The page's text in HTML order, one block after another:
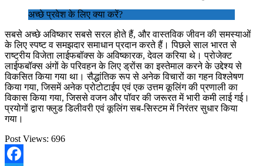
अच्छे प्रवेश के लिए क्या करें?
सबसे अच्छे अविष्कार सबसे सरल होते हैं, और वास्तविक जीवन की समस्याओं
के लिए स्पष्ट व समझदार समाधान प्रदान करते हैं। पिछले साल भारत से
राष्ट्रीय विजेता लाईफबॉक्स के अविष्कारक, देवल करिया थे। प्रोजेक्ट
लाईफबॉक्स अंगों के परिवहन के लिए ड्रोंस का इस्तेमाल करने के उद्देश्य से
विकसित किया गया था। सैद्धांतिक रूप से अनेक विचारों का गहन विश्लेषण
किया गया, जिसमें अनेक प्रोटोटाईप एवं एक उत्तम कूलिंग की प्रणाली का
विकास किया गया, जिससे वजन और पॉवर की जरूरत में भारी कमी लाई गई।
प्रयोगों द्वारा फ्लुड डिलीवरी एवं कूलिंग सब-सिस्टम में निरंतर सुधार किया
गया।
Post Views: 696